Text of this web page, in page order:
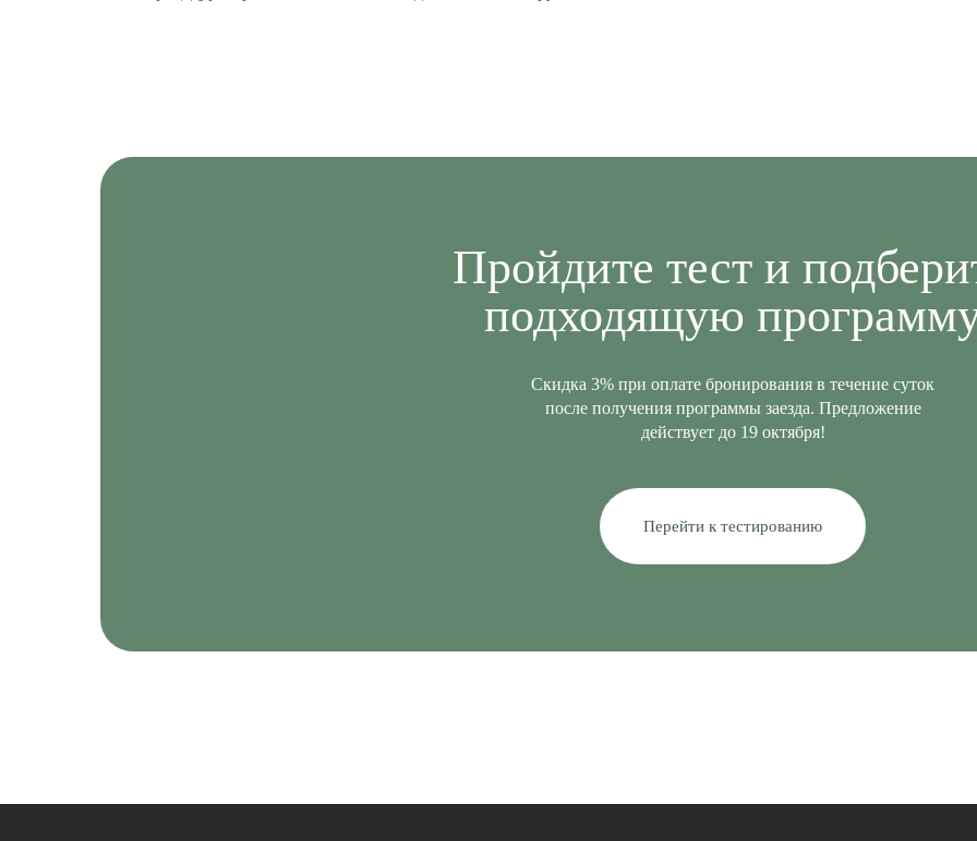
Пройдите тест и
подходящую
Скидка 3% при оплате бронирования в течение суток
после получения программы заезда. Предложение
действует до 19 октября!
Перейти к тестированию